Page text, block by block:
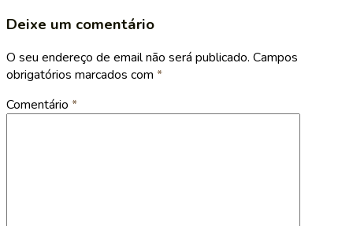
Deixe um comentário
O seu endereço de email não será publicado. Campos
obrigatórios marcados com *
Comentário *